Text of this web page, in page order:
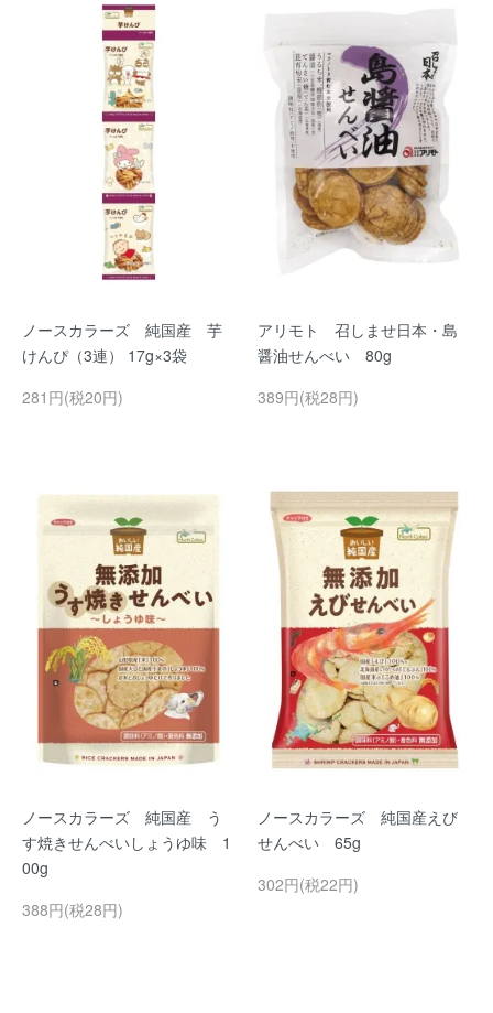
ノースカラーズ 純国産 芋
けんぴ（3連） 17g×3袋
281円(税20円)
アリモト 召しませ日本・島
醤油せんべい 80g
389円(税28円)
ノースカラーズ 純国産 う
す焼きせんべいしょうゆ味 1
00g
388円(税28円)
ノースカラーズ 純国産えび
せんべい 65g
302円(税22円)